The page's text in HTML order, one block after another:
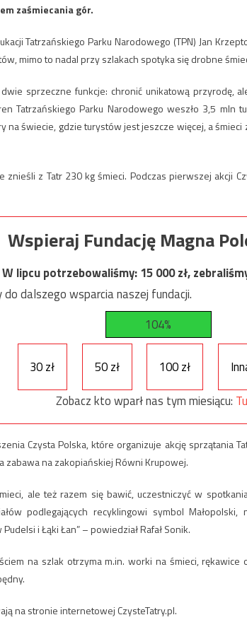
zaśmiecania gór.
Tatrzańskiego Parku Narodowego (TPN) Jan
mimo to nadal przy szlakach spotyka się drobne
sprzeczne funkcje: chronić unikatową przyrodę,
Tatrzańskiego Parku Narodowego weszło 3,5 mln
na świecie, gdzie turystów jest jeszcze więcej, a
znieśli z Tatr 230 kg śmieci. Podczas pierwszej akcji
Wspieraj Fundację Magna
W lipcu potrzebowaliśmy:15 000zł,
do dalszego wsparcia naszej fundacji.
104%
30 zł 50 zł 100 zł
Zobacz kto wparł nas tym miesiącu:
Czysta Polska, które organizuje akcję sprzątania
na zakopiańskiej Równi Krupowej.
ale też razem się bawić, uczestniczyć w
podlegających recyklingowi symbol
i Łąki Łan” – powiedział Rafał Sonik.
na szlak otrzyma m.in. worki na śmieci,
na stronie internetowej CzysteTatry.pl.